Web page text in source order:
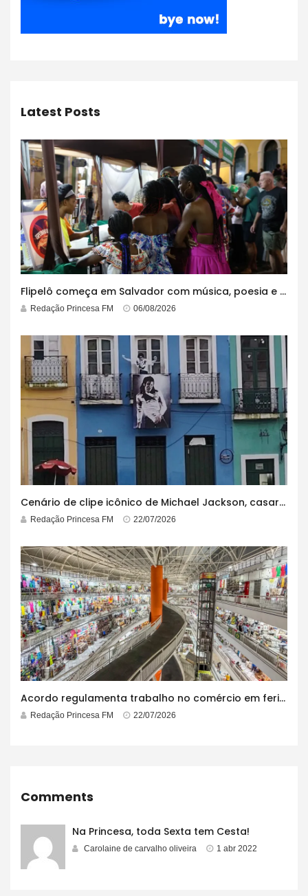
Latest Posts
Flipelô começa em Salvador com música, poesia e grande participação
Redação Princesa FM 06/08/2026
Cenário de clipe icônico de Michael Jackson, casarão azul no centro do Pelourinho enfrenta ordem de desocupação
Redação Princesa FM 22/07/2026
Acordo regulamenta trabalho no comércio em feriados
Redação Princesa FM 22/07/2026
Comments
Na Princesa, toda Sexta tem Cesta!
Carolaine de carvalho oliveira 1 abr 2022